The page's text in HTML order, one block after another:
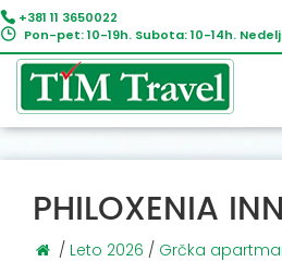
+381 11 3650022
Pon-pet: 10-19h. Subota: 10-14h.
PHILOXENIA INN
/ Leto 2026 / Grčka